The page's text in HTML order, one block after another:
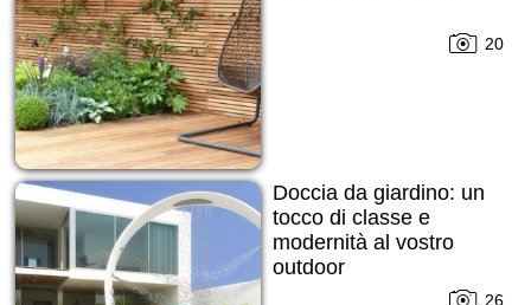
20
Doccia da giardino: un
tocco di classe e
modernità al vostro
outdoor
26